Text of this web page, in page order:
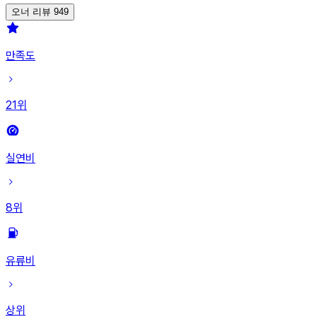
오너 리뷰 949
만족도
21위
실연비
8위
유류비
상위